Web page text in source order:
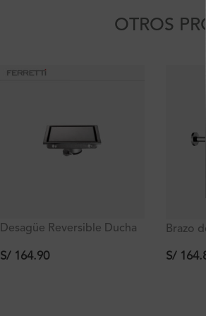
OTROS
Desagüe Reversible Ducha
110x110mm Signature
S/164.90
Brazo
S/